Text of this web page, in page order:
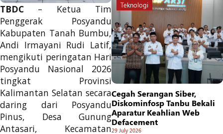
TBDC – Ketua Tim
Penggerak Posyandu
Kabupaten Tanah Bumbu,
Andi Irmayani Rudi Latif,
mengikuti peringatan Hari
Posyandu Nasional 2026
tingkat Provinsi
Kalimantan Selatan secara
daring dari Posyandu
Pinus, Desa Gunung
Antasari, Kecamatan
Teknologi
Cegah Serangan Siber,
Diskominfosp Tanbu Bekali
Aparatur Keahlian Web
Defacement
29 July 2026